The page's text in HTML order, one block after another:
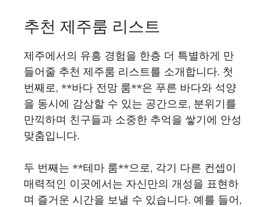
추천 제주룸 리스트
제주에서의 유흥 경험을 한층 더 특별하게 만
들어줄 추천 제주룸 리스트를 소개합니다. 첫
번째로, **바다 전망 룸**은 푸른 바다와 석양
을 동시에 감상할 수 있는 공간으로, 분위기를
만끽하며 친구들과 소중한 추억을 쌓기에 안성
맞춤입니다.
두 번째는 **테마 룸**으로, 각기 다른 컨셉이
매력적인 이곳에서는 자신만의 개성을 표현하
며 즐거운 시간을 보낼 수 있습니다. 예를 들어,